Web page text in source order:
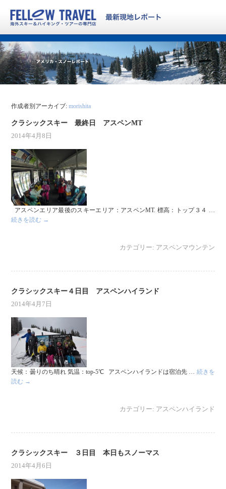
作成者別アーカイブ:morishita
クラシックスキー 最終日 アスペンMT
2014年4月8日
アスペンエリア最後のスキーエリア：アスペンMT. 標高：トップ３４ …
続きを読む →
カテゴリー: アスペンマウンテン
クラシックスキー４日目 アスペンハイランド
2014年4月7日
天候：曇りのち晴れ 気温：top-5℃ アスペンハイランドは宿泊先 … 続きを
読む →
カテゴリー: アスペンハイランド
クラシックスキー ３日目 本日もスノーマス
2014年4月6日